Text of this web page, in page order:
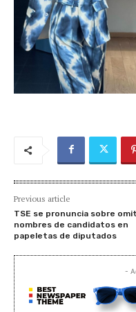
Previous article
TSE se pronuncia sobre
nombres de candidatos en
papeletas de diputados
-